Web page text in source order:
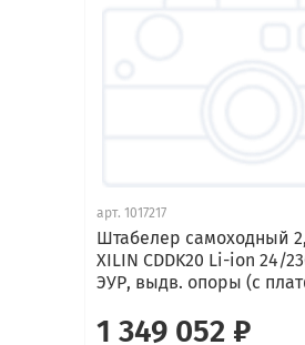
арт.1017217
Штабелер самоходный
XILIN CDDK20 Li-ion 24/
ЭУР, выдв. опоры (с
1 349 052 ₽